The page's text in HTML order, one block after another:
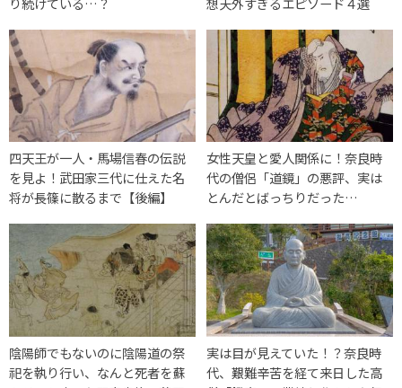
四天王が一人・馬場信春の伝説
を見よ！武田家三代に仕えた名
将が長篠に散るまで【後編】
女性天皇と愛人関係に！奈良時
代の僧侶「道鏡」の悪評、実は
とんだとばっちりだった…
陰陽師でもないのに陰陽道の祭
祀を執り行い、なんと死者を蘇
実は目が見えていた！？奈良時
代、艱難辛苦を経て来日した高